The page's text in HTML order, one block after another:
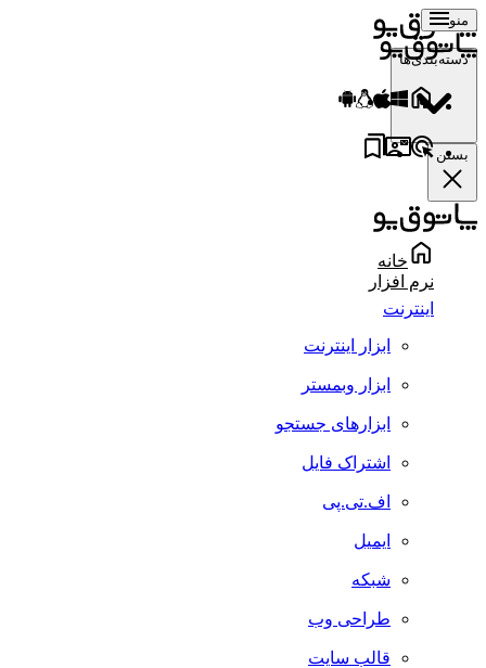
منو
دسته‌بندی‌ها
بستن
خانه
نرم افزار
اینترنت
ابزار اینترنت
ابزار وبمستر
ابزارهای جستجو
اشتراک فایل
اف.تی.پی
ایمیل
شبکه
طراحی وب
قالب سایت